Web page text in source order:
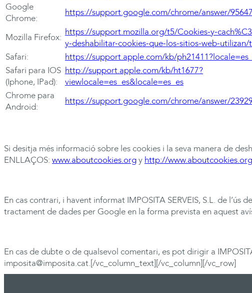
Google
Chrome:
https://support.google.com/chrome/answer/
Mozilla Firefox: https://support.mozilla.org/t5/Cookies-y-
y-deshabilitar-cookies-que-los-sitios-web-utilizan/
Safari:
https://support.apple.com/kb/
Safari para IOS
(Iphone, IPad):
http://support.apple.com/kb/ht1677?
viewlocale=es_es&locale=es_es
Chrome para
Android:
https://support.google.com/chrome/answer/
Si desitja més informació sobre les cookies i la seva manera de
ENLLAÇOS: www.aboutcookies.orgy http://
En cas contrari, i havent informat IMPOSITA SERVEIS, S.L. de
tractament de dades per Google en la forma prevista en aquest
En cas de dubte o de qualsevol comentari, es pot dirigir a
imposita@imposita.cat.[/vc_column_text][/vc_column][/vc_row]